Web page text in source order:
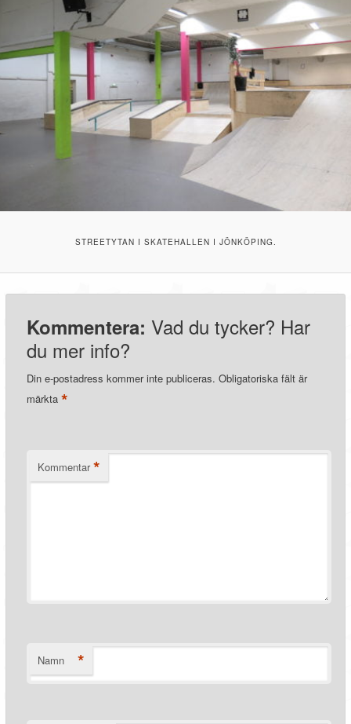
STREETYTAN I SKATEHALLEN I JÖNKÖPING.
Kommentera: Vad du tycker? Har
du mer info?
Din e-postadress kommer inte publiceras. Obligatoriska fält är
märkta*
Kommentar *
Namn *